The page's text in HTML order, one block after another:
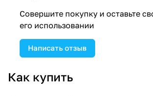
Совершите покупку и оставьте
его использовании
Написать отзыв
Как купить